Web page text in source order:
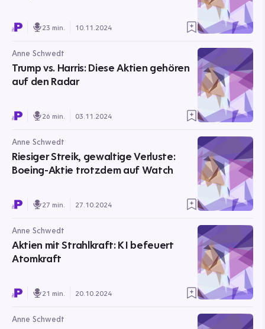
23 min. 10.11.2024
Anne Schwedt
Trump vs. Harris: Diese Aktien gehören
auf den Radar
26 min. 03.11.2024
Anne Schwedt
Riesiger Streik, gewaltige Verluste:
Boeing-Aktie trotzdem auf Watch
27 min. 27.10.2024
Anne Schwedt
Aktien mit Strahlkraft: KI befeuert
Atomkraft
21 min. 20.10.2024
Anne Schwedt